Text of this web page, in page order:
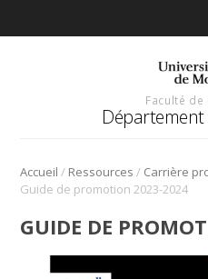
Faculté de
Accueil / Ressources / Carrière
Guide de promotion 2023-2024
GUIDE DE